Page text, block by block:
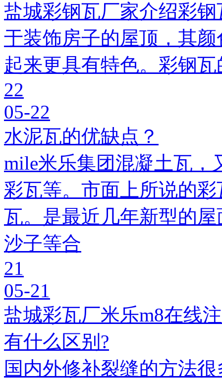
盐城彩钢瓦厂家介绍彩
于装饰房子的屋顶，其
起来更具有特色。彩钢
22
05-22
水泥瓦的优缺点？
mile米乐集团混凝土瓦，
彩瓦等。市面上所说的
瓦。是最近几年新型的
沙子等合
21
05-21
盐城彩瓦厂米乐m8在线
有什么区别?
国内外修补裂缝的方法